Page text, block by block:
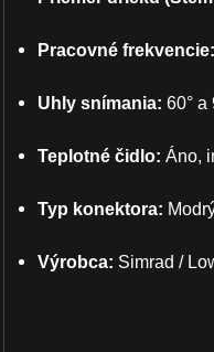
Pracovné frekvencie:
Uhly snímania: 60° a
Teplotné čidlo: Áno,
Typ konektora:
Výrobca: Simrad /